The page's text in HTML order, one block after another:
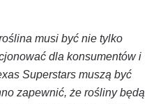
musi być nie tylko
dla konsumentów i
Superstars muszą być
zapewnić, że rośliny będą